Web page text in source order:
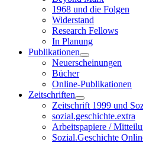
1968 und die Folgen
Widerstand
Research Fellows
In Planung
Publikationen
Neuerscheinungen
Bücher
Online-Publikationen
Zeitschriften
Zeitschrift 1999 und
sozial.geschichte.extra
Arbeitspapiere /
Sozial.Geschichte